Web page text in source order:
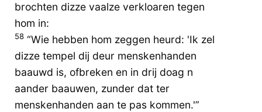
brochten dizze vaalze verkloaren tegen
hom in:
58 “Wie hebben hom zeggen heurd: 'Ik zel
dizze tempel dij deur menskenhanden
baauwd is, ofbreken en in drij doag n
aander baauwen, zunder dat ter
menskenhanden aan te pas kommen.'”